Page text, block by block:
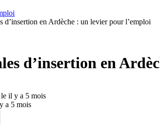
d’insertion en Ardèche : un levier pour l’emploi
d’insertion en
il y a 5 mois
a 5 mois